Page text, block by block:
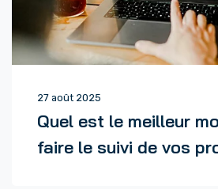
27 août 2025
Quel est le meilleur
faire le suivi de vos